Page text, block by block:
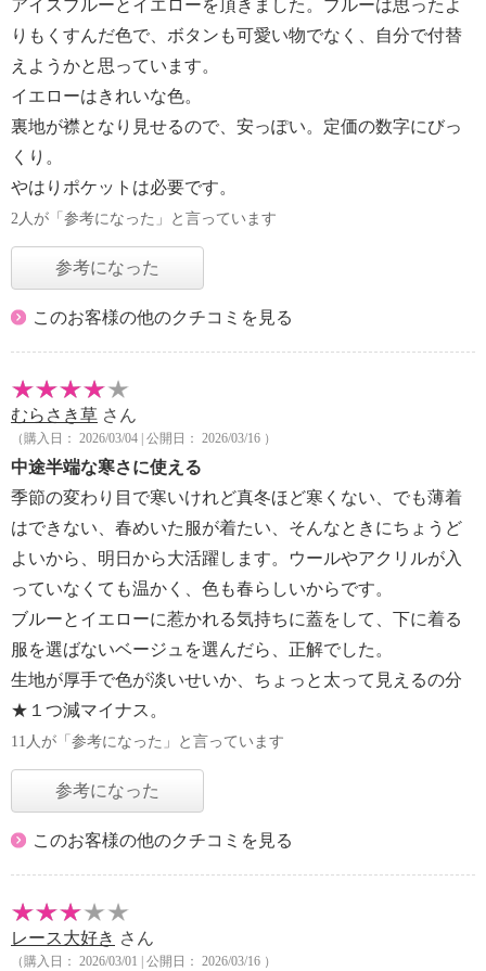
アイスブルーとイエローを頂きました。ブルーは思ったよ
りもくすんだ色で、ボタンも可愛い物でなく、自分で付替
えようかと思っています。
イエローはきれいな色。
裏地が襟となり見せるので、安っぽい。定価の数字にびっ
くり。
やはりポケットは必要です。
2人が「参考になった」と言っています
参考になった
このお客様の他のクチコミを見る
むらさき草 さん
（購入日： 2026/03/04 | 公開日： 2026/03/16 ）
中途半端な寒さに使える
季節の変わり目で寒いけれど真冬ほど寒くない、でも薄着
はできない、春めいた服が着たい、そんなときにちょうど
よいから、明日から大活躍します。ウールやアクリルが入
っていなくても温かく、色も春らしいからです。
ブルーとイエローに惹かれる気持ちに蓋をして、下に着る
服を選ばないベージュを選んだら、正解でした。
生地が厚手で色が淡いせいか、ちょっと太って見えるの分
★１つ減マイナス。
11人が「参考になった」と言っています
参考になった
このお客様の他のクチコミを見る
レース大好き さん
（購入日： 2026/03/01 | 公開日： 2026/03/16 ）